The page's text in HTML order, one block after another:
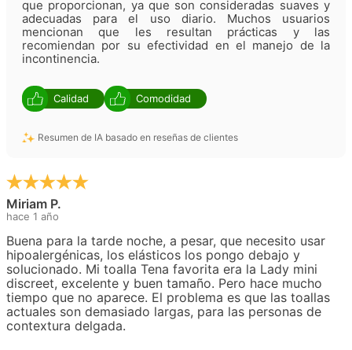
que proporcionan, ya que son consideradas suaves y
adecuadas para el uso diario. Muchos usuarios
mencionan que les resultan prácticas y las
recomiendan por su efectividad en el manejo de la
incontinencia.
Calidad Comodidad
Resumen de IA basado en reseñas de clientes
Miriam P.
hace 1 año
Buena para la tarde noche, a pesar, que necesito usar
hipoalergénicas, los elásticos los pongo debajo y
solucionado. Mi toalla Tena favorita era la Lady mini
discreet, excelente y buen tamaño. Pero hace mucho
tiempo que no aparece. El problema es que las toallas
actuales son demasiado largas, para las personas de
contextura delgada.